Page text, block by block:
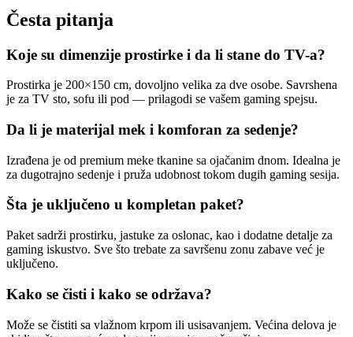
Česta pitanja
Koje su dimenzije prostirke i da li stane do TV-a?
Prostirka je 200×150 cm, dovoljno velika za dve osobe. Savrshena
je za TV sto, sofu ili pod — prilagodi se vašem gaming spejsu.
Da li je materijal mek i komforan za sedenje?
Izrađena je od premium meke tkanine sa ojačanim dnom. Idealna je
za dugotrajno sedenje i pruža udobnost tokom dugih gaming sesija.
Šta je uključeno u kompletan paket?
Paket sadrži prostirku, jastuke za oslonac, kao i dodatne detalje za
gaming iskustvo. Sve što trebate za savršenu zonu zabave već je
uključeno.
Kako se čisti i kako se održava?
Može se čistiti sa vlažnom krpom ili usisavanjem. Većina delova je